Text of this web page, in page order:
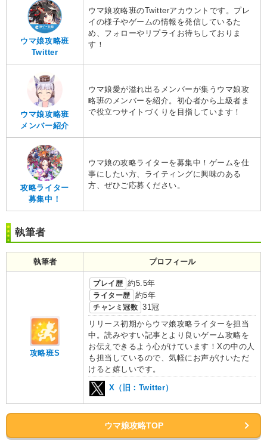
ウマ娘攻略班
Twitter
ウマ娘攻略班のTwitterアカウントです。プレ
イの様子やゲームの情報を発信しているた
め、フォローやリプライお待ちしておりま
す！
ウマ娘攻略班
メンバー紹介
ウマ娘愛が溢れ出るメンバーが集うウマ娘攻
略班のメンバーを紹介。初心者から上級者ま
で役立つサイトづくりを目指しています！
攻略ライター
募集中！
ウマ娘の攻略ライターを募集中！ゲームを仕
事にしたい方、ライティングに興味のある
方、ぜひご応募ください。
執筆者
執筆者 プロフィール
攻略班S
プレイ歴 約5.5年
ライター歴 約5年
チャンミ冠数 31冠
リリース初期からウマ娘攻略ライターを担当
中。読みやすい記事とより良いゲーム攻略を
お伝えできるよう心がけています！Xの中の人
も担当しているので、気軽にお声がけいただ
けると嬉しいです。
X（旧：Twitter）
ウマ娘攻略TOP